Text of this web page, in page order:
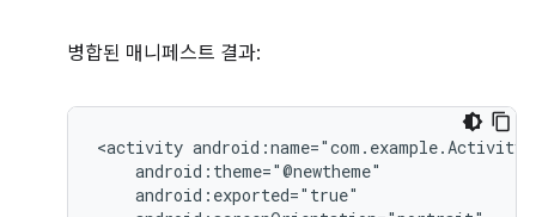
병합된 매니페스트 결과:
<activity